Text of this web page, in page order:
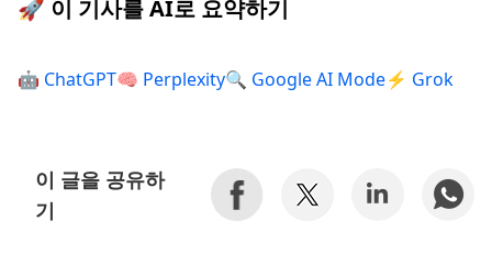
🚀 이 기사를 AI로 요약하기
🤖 ChatGPT🧠 Perplexity🔍 Google AI Mode⚡ Grok
이 글을 공유하
기